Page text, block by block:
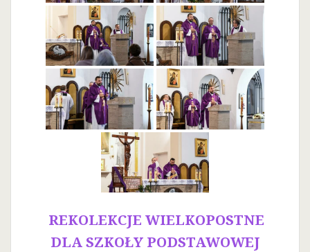
REKOLEKCJE WIELKOPOSTNE
DLA SZKOŁY PODSTAWOWEJ